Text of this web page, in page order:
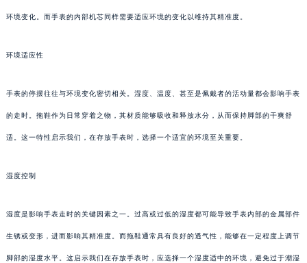
环境变化。而手表的内部机芯同样需要适应环境的变化以维持其精准度。
环境适应性
手表的停摆往往与环境变化密切相关。湿度、温度、甚至是佩戴者的活动量都会影响手表
的走时。拖鞋作为日常穿着之物，其材质能够吸收和释放水分，从而保持脚部的干爽舒
适。这一特性启示我们，在存放手表时，选择一个适宜的环境至关重要。
湿度控制
湿度是影响手表走时的关键因素之一。过高或过低的湿度都可能导致手表内部的金属部件
生锈或变形，进而影响其精准度。而拖鞋通常具有良好的透气性，能够在一定程度上调节
脚部的湿度水平。这启示我们在存放手表时，应选择一个湿度适中的环境，避免过于潮湿